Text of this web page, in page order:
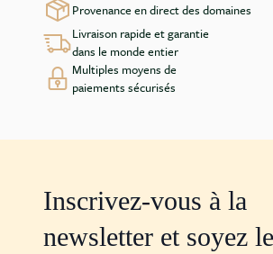
Provenance en direct des domaines
Livraison rapide et garantie
dans le monde entier
Multiples moyens de
paiements sécurisés
Inscrivez-vous à la
newsletter et soyez